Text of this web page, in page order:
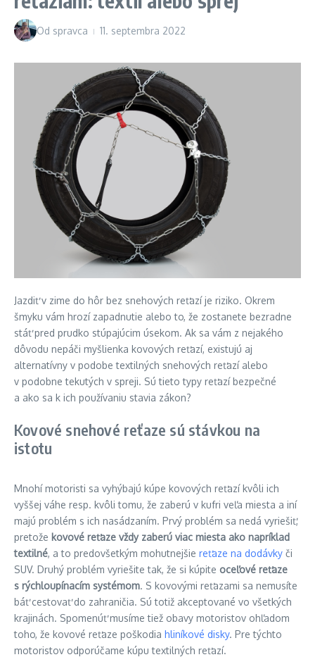
Od spravca 11. septembra 2022
Jazdiť v zime do hôr bez snehových reťazí je riziko. Okrem
šmyku vám hrozí zapadnutie alebo to, že zostanete bezradne
stáť pred prudko stúpajúcim úsekom. Ak sa vám z nejakého
dôvodu nepáči myšlienka kovových reťazí, existujú aj
alternatívny v podobe textilných snehových reťazí alebo
v podobne tekutých v spreji. Sú tieto typy reťazí bezpečné
a ako sa k ich používaniu stavia zákon?
Kovové snehové reťaze sú stávkou na
istotu
Mnohí motoristi sa vyhýbajú kúpe kovových reťazí kvôli ich
vyššej váhe resp. kvôli tomu, že zaberú v kufri veľa miesta a iní
majú problém s ich nasádzaním. Prvý problém sa nedá vyriešiť,
pretože kovové reťaze vždy zaberú viac miesta ako napríklad
textilné, a to predovšetkým mohutnejšie reťaze na dodávky či
SUV. Druhý problém vyriešite tak, že si kúpite oceľové reťaze
s rýchloupínacím systémom. S kovovými reťazami sa nemusíte
báť cestovať do zahraničia. Sú totiž akceptované vo všetkých
krajinách. Spomenúť musíme tiež obavy motoristov ohľadom
toho, že kovové reťaze poškodia hliníkové disky. Pre týchto
motoristov odporúčame kúpu textilných reťazí.